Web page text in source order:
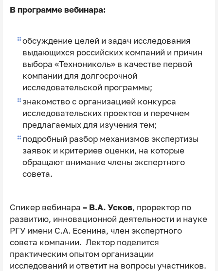
В программе вебинара:
обсуждение целей и задач исследования
выдающихся российских компаний и причин
выбора «Технониколь» в качестве первой
компании для долгосрочной
исследовательской программы;
знакомство с организацией конкурса
исследовательских проектов и перечнем
предлагаемых для изучения тем;
подробный разбор механизмов экспертизы
заявок и критериев оценки, на которые
обращают внимание члены экспертного
совета.
Спикер вебинара – В.А. Усков, проректор по
развитию, инновационной деятельности и науке
РГУ имени С.А. Есенина, член экспертного
совета компании. Лектор поделится
практическим опытом организации
исследований и ответит на вопросы участников.